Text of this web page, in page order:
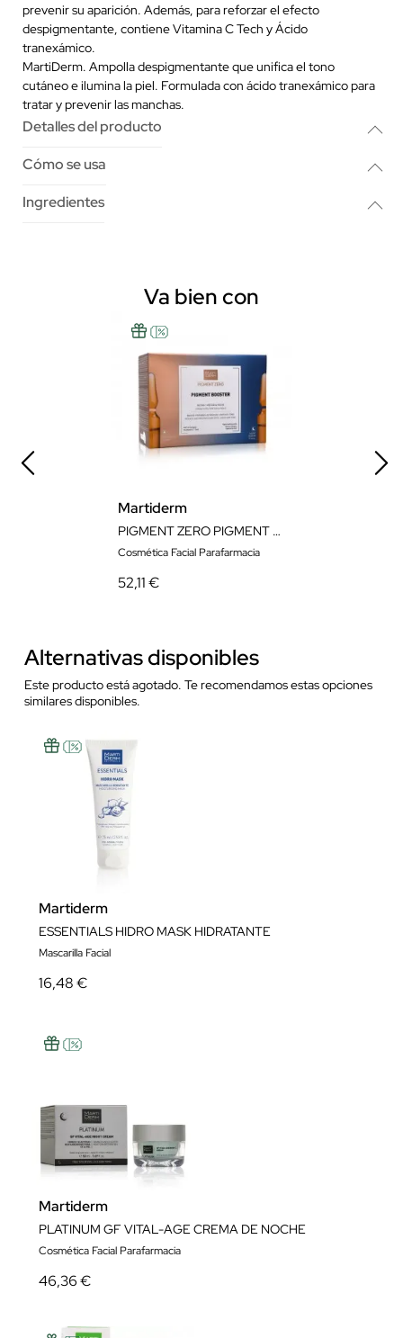
prevenir su aparición. Además, para reforzar el efecto
despigmentante, contiene Vitamina C Tech y Ácido
tranexámico.
MartiDerm. Ampolla despigmentante que unifica el tono
cutáneo e ilumina la piel. Formulada con ácido tranexámico para
tratar y prevenir las manchas.
Detalles del producto
Cómo se usa
Ingredientes
Va bien con
Martiderm
PIGMENT ZERO PIGMENT BOOSTER 15 + 15 AMPOLLAS
Cosmética Facial Parafarmacia
52,11 €
Alternativas disponibles
Este producto está agotado. Te recomendamos estas opciones
similares disponibles.
Martiderm
ESSENTIALS HIDRO MASK HIDRATANTE
Mascarilla Facial
16,48 €
Martiderm
PLATINUM GF VITAL-AGE CREMA DE NOCHE
Cosmética Facial Parafarmacia
46,36 €